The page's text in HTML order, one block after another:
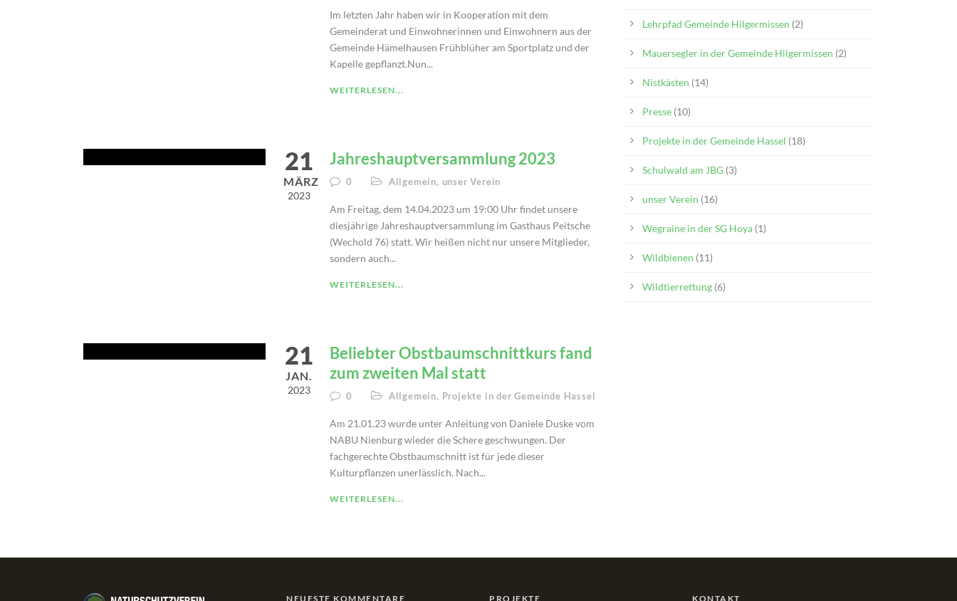
Im letzten Jahr haben wir in Kooperation mit dem
Gemeinderat und Einwohnerinnen und Einwohnern aus der
Gemeinde Hämelhausen Frühblüher am Sportplatz und der
Kapelle gepflanzt.Nun...
WEITERLESEN...
21
MÄRZ
2023
Jahreshauptversammlung 2023
0 Allgemein, unser Verein
Am Freitag, dem 14.04.2023 um 19:00 Uhr findet unsere
diesjährige Jahreshauptversammlung im Gasthaus Peitsche
(Wechold 76) statt. Wir heißen nicht nur unsere Mitglieder,
sondern auch...
WEITERLESEN...
21
JAN.
2023
Beliebter Obstbaumschnittkurs fand
zum zweiten Mal statt
0 Allgemein, Projekte in der Gemeinde Hassel
Am 21.01.23 wurde unter Anleitung von Daniele Duske vom
NABU Nienburg wieder die Schere geschwungen. Der
fachgerechte Obstbaumschnitt ist für jede dieser
Kulturpflanzen unerlässlich. Nach...
WEITERLESEN...
Lehrpfad Gemeinde Hilgermissen (2)
Mauersegler in der Gemeinde Hilgermissen (2)
Nistkästen (14)
Presse (10)
Projekte in der Gemeinde Hassel (18)
Schulwald am JBG (3)
unser Verein (16)
Wegraine in der SG Hoya (1)
Wildbienen (11)
Wildtierrettung (6)
NEUESTE KOMMENTARE PROJEKTE KONTAKT